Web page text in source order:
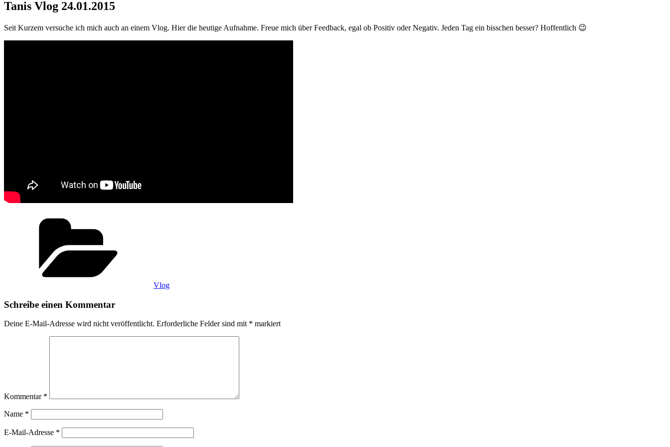
Tanis Vlog 24.01.2015
Seit Kurzem versuche ich mich auch an einem Vlog. Hier die heutige Aufnahme. Freue mich über Feedback, egal ob Positiv oder Negativ. Jeden Tag ein bisschen besser? Hoffentlich 😉
Vlog
Schreibe einen Kommentar
Deine E-Mail-Adresse wird nicht veröffentlicht. Erforderliche Felder sind mit * markiert
Kommentar *
Name *
E-Mail-Adresse *